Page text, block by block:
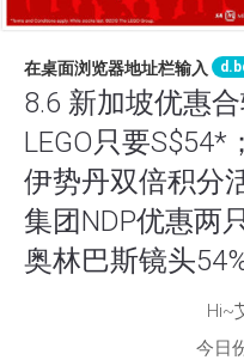
在桌面浏览器地址栏输入
8.6 新加坡优惠
LEGO只要S$54*
伊势丹双倍积分
集团NDP优惠两
奥林巴斯镜头
Hi~
今日